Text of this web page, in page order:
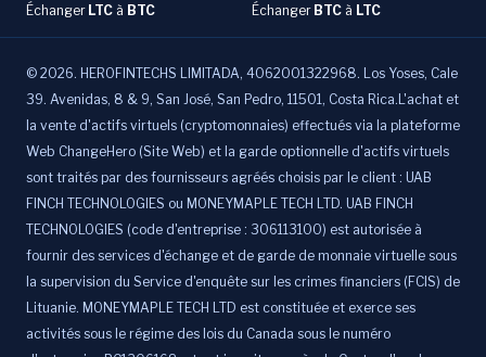
Échanger LTC à BTC Échanger BTC à LTC
© 2026. HEROFINTECHS LIMITADA, 4062001322968. Los Yoses, Cale
39. Avenidas, 8 & 9, San José, San Pedro, 11501, Costa Rica.L'achat et
la vente d'actifs virtuels (cryptomonnaies) effectués via la plateforme
Web ChangeHero (Site Web) et la garde optionnelle d'actifs virtuels
sont traités par des fournisseurs agréés choisis par le client : UAB
FINCH TECHNOLOGIES ou MONEYMAPLE TECH LTD. UAB FINCH
TECHNOLOGIES (code d'entreprise : 306113100) est autorisée à
fournir des services d'échange et de garde de monnaie virtuelle sous
la supervision du Service d'enquête sur les crimes financiers (FCIS) de
Lituanie. MONEYMAPLE TECH LTD est constituée et exerce ses
activités sous le régime des lois du Canada sous le numéro